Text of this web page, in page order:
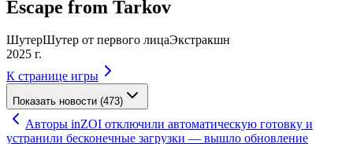
Escape from Tarkov
ШутерШутер от первого лицаЭкстракшн
2025 г.
К странице игры
Показать новости (473)
Авторы inZOI отключили автоматическую готовку и
устранили бесконечные загрузки — вышло обновление